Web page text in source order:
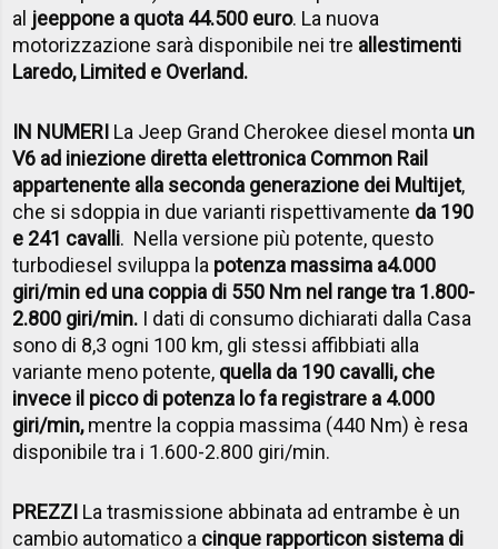
al jeeppone a quota 44.500 euro. La nuova
motorizzazione sarà disponibile nei tre allestimenti
Laredo, Limited e Overland.
IN NUMERI La Jeep Grand Cherokee diesel monta un
V6 ad iniezione diretta elettronica Common Rail
appartenente alla seconda generazione dei Multijet,
che si sdoppia in due varianti rispettivamente da 190
e 241 cavalli. Nella versione più potente, questo
turbodiesel sviluppa la potenza massima a4.000
giri/min ed una coppia di 550 Nm nel range tra 1.800-
2.800 giri/min. I dati di consumo dichiarati dalla Casa
sono di 8,3 ogni 100 km, gli stessi affibbiati alla
variante meno potente, quella da 190 cavalli, che
invece il picco di potenza lo fa registrare a 4.000
giri/min,mentre la coppia massima (440 Nm) è resa
disponibile tra i 1.600-2.800 giri/min.
PREZZI La trasmissione abbinata ad entrambe è un
cambio automatico a cinque rapporticon sistema di